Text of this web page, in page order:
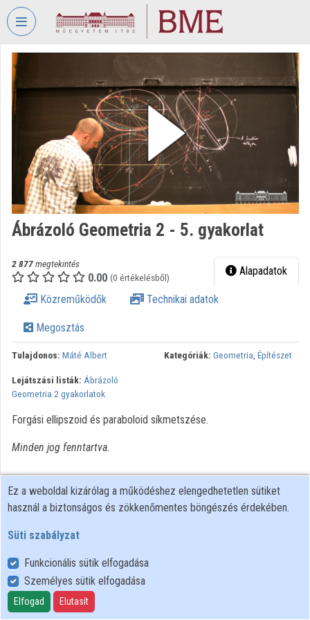
Fejléc kihagyása Menü kihagyása Tartalom kihagyása
BUDAPESTI
MŰSZAKI
GAZDASÁGTUDOMÁNYI
EGYETEM
Intézményi kezdőlap
Kategóriák
Intézményi listák
Ábrázoló Geometria 2 - 5. gyakorlat
2 877megtekintés
0.00 (0 értékelésből) Alapadatok
Közreműködők Technikai adatok
Megosztás
Tulajdonos: Máté Albert Kategóriák: Geometria, Építészet
Lejátszási listák: Ábrázoló
Geometria 2 gyakorlatok
Forgási ellipszoid és paraboloid síkmetszése.
Minden jog fenntartva.
Felhasználói szabályzat
Adatkezelési tájékoztató
Süti szabályzat
Ez a weboldal kizárólag a működéshez elengedhetetlen sütiket
használ a biztonságos és zökkenőmentes böngészés érdekében.
Süti szabályzat
Funkcionális sütik elfogadása
Személyes sütik elfogadása
Elfogad Elutasít